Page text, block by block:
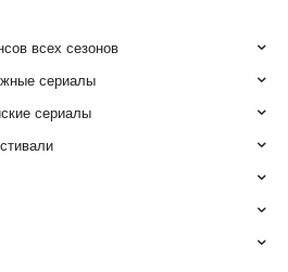
всех сезонов
сериалы
сериалы